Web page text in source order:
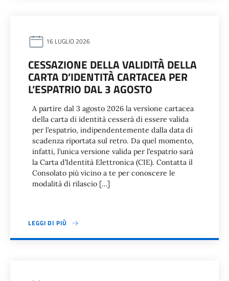
16 LUGLIO 2026
CESSAZIONE DELLA VALIDITÀ DELLA
CARTA D’IDENTITÀ CARTACEA PER
L’ESPATRIO DAL 3 AGOSTO
A partire dal 3 agosto 2026 la versione cartacea
della carta di identità cesserà di essere valida
per l’espatrio, indipendentemente dalla data di
scadenza riportata sul retro. Da quel momento,
infatti, l’unica versione valida per l’espatrio sarà
la Carta d’Identità Elettronica (CIE). Contatta il
Consolato più vicino a te per conoscere le
modalità di rilascio […]
LEGGI DI PIÙ